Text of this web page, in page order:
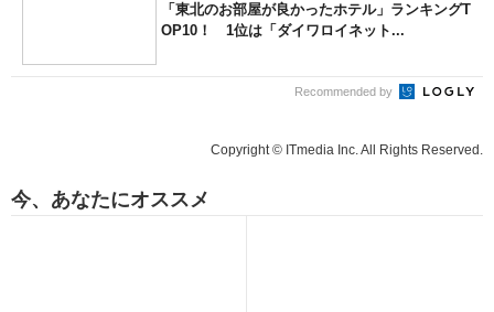
「東北のお部屋が良かったホテル」ランキングT
OP10！ 1位は「ダイワロイネット...
Recommended by
Copyright © ITmedia Inc. All Rights Reserved.
今、あなたにオススメ